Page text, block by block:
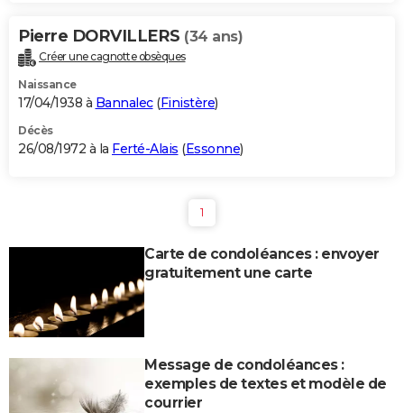
Pierre DORVILLERS (34 ans)
Créer une cagnotte obsèques
Naissance
17/04/1938 à Bannalec(Finistère)
Décès
26/08/1972 à la Ferté-Alais (Essonne)
1
Carte de condoléances : envoyer
gratuitement une carte
Message de condoléances :
exemples de textes et modèle de
courrier